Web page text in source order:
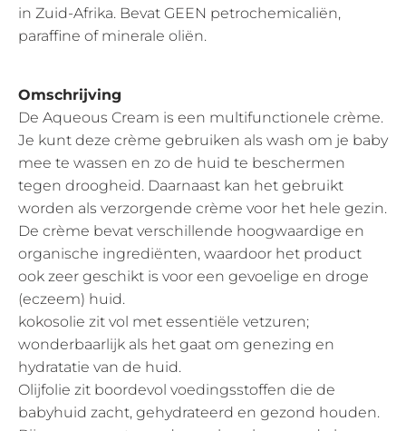
in Zuid-Afrika. Bevat GEEN petrochemicaliën,
paraffine of minerale oliën.
Omschrijving
De Aqueous Cream is een multifunctionele crème.
Je kunt deze crème gebruiken als wash om je baby
mee te wassen en zo de huid te beschermen
tegen droogheid. Daarnaast kan het gebruikt
worden als verzorgende crème voor het hele gezin.
De crème bevat verschillende hoogwaardige en
organische ingrediënten, waardoor het product
ook zeer geschikt is voor een gevoelige en droge
(eczeem) huid.
kokosolie zit vol met essentiële vetzuren;
wonderbaarlijk als het gaat om genezing en
hydratatie van de huid.
Olijfolie zit boordevol voedingsstoffen die de
babyhuid zacht, gehydrateerd en gezond houden.